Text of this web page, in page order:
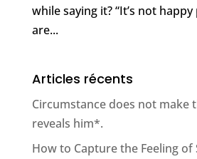
while saying it? “It’s not
are...
Articles récents
Circumstance does not make
reveals him*.
How to Capture the Feeling